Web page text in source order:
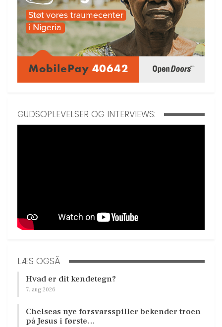
GUDSOPLEVELSER OG INTERVIEWS:
LÆS OGSÅ
Hvad er dit kendetegn?
7. aug 2026
Chelseas nye forsvarsspiller bekender troen
på Jesus i første…